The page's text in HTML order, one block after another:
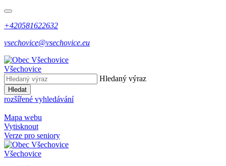
+420581622632
vsechovice@vsechovice.eu
Všechovice
Hledaný výraz
Hledat
rozšířené vyhledávání
Mapa webu
Vytisknout
Verze pro seniory
Všechovice